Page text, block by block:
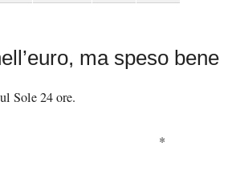
ma speso bene
Sole 24 ore.
*